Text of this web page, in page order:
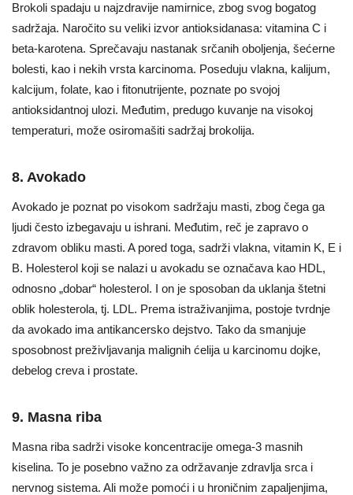
Brokoli spadaju u najzdravije namirnice, zbog svog bogatog
sadržaja. Naročito su veliki izvor antioksidanasa: vitamina C i
beta-karotena. Sprečavaju nastanak srčanih oboljenja, šećerne
bolesti, kao i nekih vrsta karcinoma. Poseduju vlakna, kalijum,
kalcijum, folate, kao i fitonutrijente, poznate po svojoj
antioksidantnoj ulozi. Međutim, predugo kuvanje na visokoj
temperaturi, može osiromašiti sadržaj brokolija.
8. Avokado
Avokado je poznat po visokom sadržaju masti, zbog čega ga
ljudi često izbegavaju u ishrani. Međutim, reč je zapravo o
zdravom obliku masti. A pored toga, sadrži vlakna, vitamin K, E i
B. Holesterol koji se nalazi u avokadu se označava kao HDL,
odnosno „dobar“ holesterol. I on je sposoban da uklanja štetni
oblik holesterola, tj. LDL. Prema istraživanjima, postoje tvrdnje
da avokado ima antikancersko dejstvo. Tako da smanjuje
sposobnost preživljavanja malignih ćelija u karcinomu dojke,
debelog creva i prostate.
9. Masna riba
Masna riba sadrži visoke koncentracije omega-3 masnih
kiselina. To je posebno važno za održavanje zdravlja srca i
nervnog sistema. Ali može pomoći i u hroničnim zapaljenjima,